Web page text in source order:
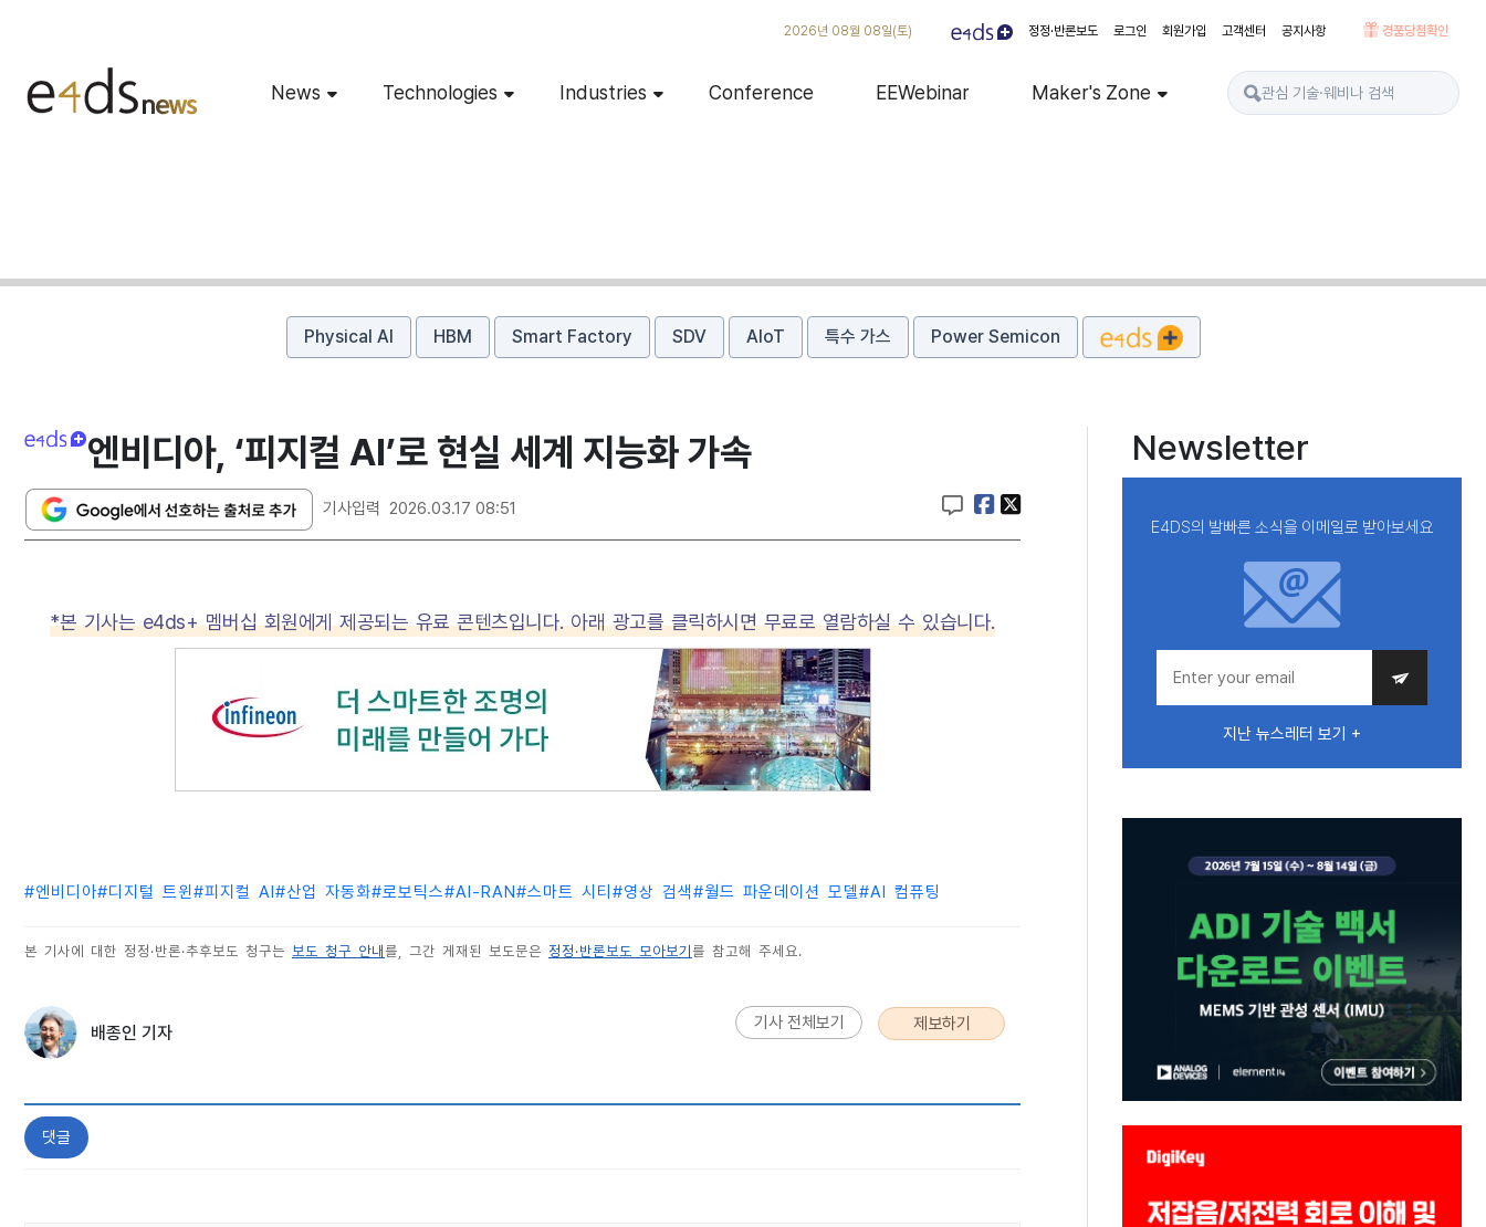
2026년 08월 08일(토) 정정·반론보도 로그인 회원가입 고객센터 공지사항 경품당첨확인
News Technologies Industries Conference EEWebinar Maker's Zone
Physical AI HBM Smart Factory SDV AIoT 특수 가스 Power Semicon
엔비디아, ‘피지컬 AI’로 현실 세계 지능화 가속
기사입력 2026.03.17 08:51
*본 기사는 e4ds+ 멤버십 회원에게 제공되는 유료 콘텐츠입니다. 아래 광고를 클릭하시면 무료로 열람하실 수 있습니다.
#엔비디아#디지털 트윈#피지컬 AI #산업 자동화#로보틱스#AI-RAN#스마트 시티 #영상 검색#월드 파운데이션 모델#AI 컴퓨팅
본 기사에 대한 정정·반론·추후보도 청구는 보도 청구 안내 를, 그간 게재된 보도문은 정정·반론보도 모아보기 를 참고해 주세요.
배종인 기자 기사 전체보기 제보하기
댓글
Newsletter
E4DS의 발빠른 소식을 이메일로 받아보세요
지난 뉴스레터 보기 +